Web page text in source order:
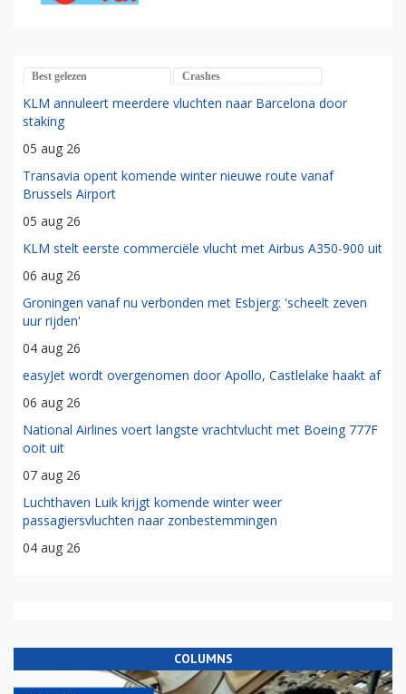
Best gelezen Crashes
KLM annuleert meerdere vluchten naar Barcelona door
staking
05 aug 26
Transavia opent komende winter nieuwe route vanaf
Brussels Airport
05 aug 26
KLM stelt eerste commerciële vlucht met Airbus A350-900 uit
06 aug 26
Groningen vanaf nu verbonden met Esbjerg: 'scheelt zeven
uur rijden'
04 aug 26
easyJet wordt overgenomen door Apollo, Castlelake haakt af
06 aug 26
National Airlines voert langste vrachtvlucht met Boeing 777F
ooit uit
07 aug 26
Luchthaven Luik krijgt komende winter weer
passagiersvluchten naar zonbestemmingen
04 aug 26
COLUMNS